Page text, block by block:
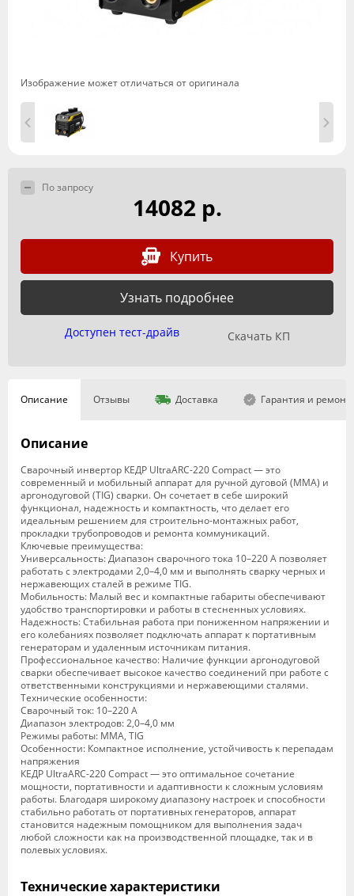
Изображение может отличаться от оригинала
По запросу
14082 р.
Купить
Узнать подробнее
Доступен тест-драйв Скачать КП
Описание Отзывы Доставка Гарантия и ремонт
Описание
Сварочный инвертор КЕДР UltraARC-220 Compact — это
современный и мобильный аппарат для ручной дуговой (MMA) и
аргонодуговой (TIG) сварки. Он сочетает в себе широкий
функционал, надежность и компактность, что делает его
идеальным решением для строительно-монтажных работ,
прокладки трубопроводов и ремонта коммуникаций.
Ключевые преимущества:
Универсальность: Диапазон сварочного тока 10–220 А позволяет
работать с электродами 2,0–4,0 мм и выполнять сварку черных и
нержавеющих сталей в режиме TIG.
Мобильность: Малый вес и компактные габариты обеспечивают
удобство транспортировки и работы в стесненных условиях.
Надежность: Стабильная работа при пониженном напряжении и
его колебаниях позволяет подключать аппарат к портативным
генераторам и удаленным источникам питания.
Профессиональное качество: Наличие функции аргонодуговой
сварки обеспечивает высокое качество соединений при работе с
ответственными конструкциями и нержавеющими сталями.
Технические особенности:
Сварочный ток: 10–220 А
Диапазон электродов: 2,0–4,0 мм
Режимы работы: MMA, TIG
Особенности: Компактное исполнение, устойчивость к перепадам
напряжения
КЕДР UltraARC-220 Compact — это оптимальное сочетание
мощности, портативности и адаптивности к сложным условиям
работы. Благодаря широкому диапазону настроек и способности
стабильно работать от портативных генераторов, аппарат
становится надежным помощником для выполнения задач
любой сложности как на производственной площадке, так и в
полевых условиях.
Технические характеристики